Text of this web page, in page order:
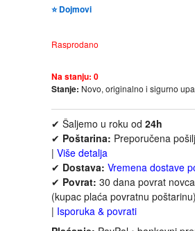
INTERNET I
ISTORIJSKI
KLASICI
KNJIGE ZA DECU
⭐ Dojmovi
Rasprodano
Na stanju: 0
Stanje: Novo, originalno i sigurno
✔ Šaljemo u roku od 24h
✔ Poštarina: Preporučena
| Više detalja
✔ Dostava: Vremena dostave
✔ Povrat: 30 dana povrat
(kupac plaća povratnu poštarinu)
| Isporuka & povrati